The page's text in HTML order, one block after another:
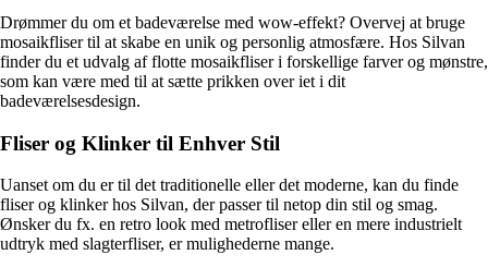
Drømmer du om et badeværelse med wow-effekt? Overvej at bruge
mosaikfliser til at skabe en unik og personlig atmosfære. Hos Silvan
finder du et udvalg af flotte mosaikfliser i forskellige farver og mønstre,
som kan være med til at sætte prikken over iet i dit
badeværelsesdesign.
Fliser og Klinker til Enhver Stil
Uanset om du er til det traditionelle eller det moderne, kan du finde
fliser og klinker hos Silvan, der passer til netop din stil og smag.
Ønsker du fx. en retro look med metrofliser eller en mere industrielt
udtryk med slagterfliser, er mulighederne mange.